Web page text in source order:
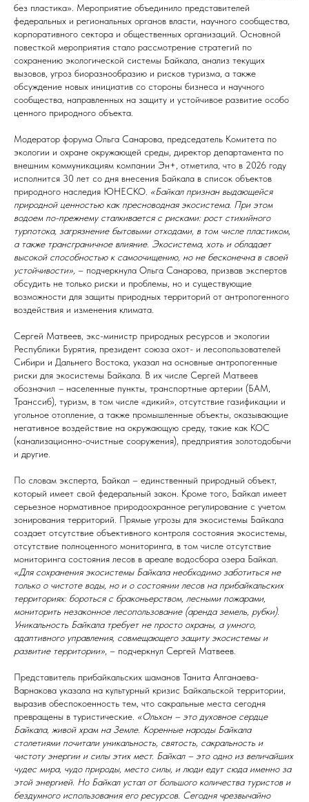
без пластика». Мероприятие объединило представителей
федеральных и региональных органов власти, научного сообщества,
корпоративного сектора и общественных организаций. Основной
повесткой мероприятия стало рассмотрение стратегий по
сохранению экологической системы Байкала, анализ текущих
вызовов, угроз биоразнообразию и рисков туризма, а также
обсуждение новых инициатив со стороны бизнеса и научного
сообщества, направленных на защиту и устойчивое развитие особо
ценного природного объекта.
Модератор форума Ольга Санарова, председатель Комитета по
экологии и охране окружающей среды, директор департамента по
внешним коммуникациям компании Эн+, отметила, что в 2026 году
исполнится 30 лет со дня внесения Байкала в список объектов
природного наследия ЮНЕСКО. «Байкал признан выдающейся
природной ценностью как пресноводная экосистема. При этом
водоем по-прежнему сталкивается с рисками: рост стихийного
турпотока, загрязнение бытовыми отходами, в том числе пластиком,
а также трансграничное влияние. Экосистема, хоть и обладает
высокой способностью к самоочищению, но не бесконечна в своей
устойчивости», – подчеркнула Ольга Санарова, призвав экспертов
обсудить не только риски и проблемы, но и существующие
возможности для защиты природных территорий от антропогенного
воздействия и изменения климата.
Сергей Матвеев, экс-министр природных ресурсов и экологии
Республики Бурятия, президент союза охот- и лесопользователей
Сибири и Дальнего Востока, указал на основные антропогенные
риски для экосистемы Байкала. В их числе Сергей Матвеев
обозначил – населенные пункты, транспортные артерии (БАМ,
Транссиб), туризм, в том числе «дикий», отсутствие газификации и
угольное отопление, а также промышленные объекты, оказывающие
негативное воздействие на окружающую среду, такие как КОС
(канализационно-очистные сооружения), предприятия золотодобычи
и другие.
По словам эксперта, Байкал – единственный природный объект,
который имеет свой федеральный закон. Кроме того, Байкал имеет
серьезное нормативное природоохранное регулирование с учетом
зонирования территорий. Прямые угрозы для экосистемы Байкала
создает отсутствие объективного контроля состояния экосистемы,
отсутствие полноценного мониторинга, в том числе отсутствие
мониторинга состояния лесов в ареале водосбора озера Байкал.
«Для сохранения экосистемы Байкала необходимо заботиться не
только о чистоте воды, но и о состоянии лесов на прибайкальских
территориях: бороться с браконьерством, лесными пожарами,
мониторить незаконное лесопользование (аренда земель, рубки).
Уникальность Байкала требует не просто охраны, а умного,
адаптивного управления, совмещающего защиту экосистемы и
развитие территории» , – подчеркнул Сергей Матвеев.
Представитель прибайкальских шаманов Танита Алганаева-
Варнакова указала на культурный кризис Байкальской территории,
выразив обеспокоенность тем, что сакральные места сегодня
превращены в туристические. «Ольхон – это духовное сердце
Байкала, живой храм на Земле. Коренные народы Байкала
столетиями почитали уникальность, святость, сакральность и
чистоту энергии и силы этих мест. Байкал – это одно из величайших
чудес мира, чудо природы, место силы, и люди едут сюда именно за
этой энергией. Но Байкал устал от большого количества туристов и
бездумного использования его ресурсов. Сегодня чрезвычайно